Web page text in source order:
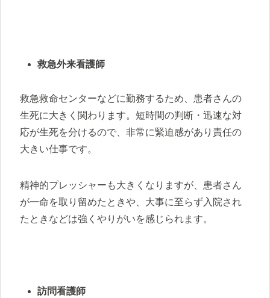
救急外来看護師
救急救命センターなどに勤務するため、患者さんの
生死に大きく関わります。短時間の判断・迅速な対
応が生死を分けるので、非常に緊迫感があり責任の
大きい仕事です。
精神的プレッシャーも大きくなりますが、患者さん
が一命を取り留めたときや、大事に至らず入院され
たときなどは強くやりがいを感じられます。
訪問看護師